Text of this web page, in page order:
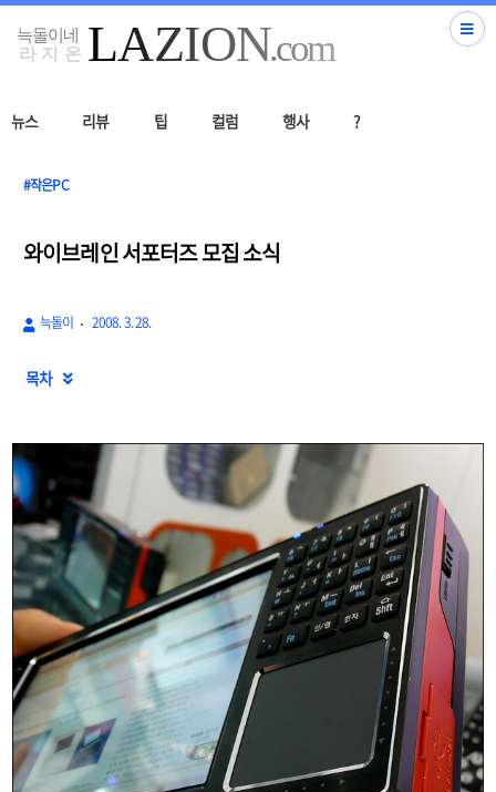
뉴스 리뷰 팁 컬럼 행사 ?
#작은PC
와이브레인 서포터즈 모집 소식
늑돌이 2008. 3. 28.
목차 